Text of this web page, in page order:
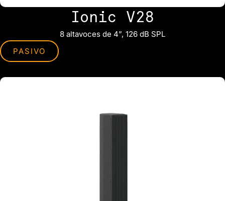
Ionic V28
8 altavoces de 4”, 126 dB SPL
PASIVO